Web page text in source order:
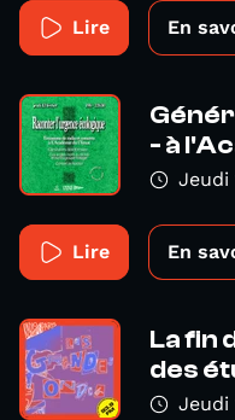
Lire En
- à
Jeudi
Lire En
La fin
des
Jeudi